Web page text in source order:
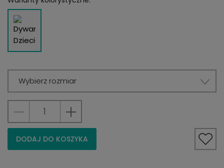
Wybierz rozmiar
DODAJ DO KOSZYKA